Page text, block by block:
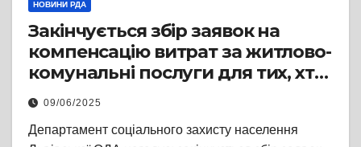
НОВИНИ РДА
Закінчується збір заявок на
компенсацію витрат за житлово-
комунальні послуги для тих, хто
безоплатно надавав прихисток
ВПО у січні–квітні 2025 року
09/06/2025
Департамент соціального захисту населення